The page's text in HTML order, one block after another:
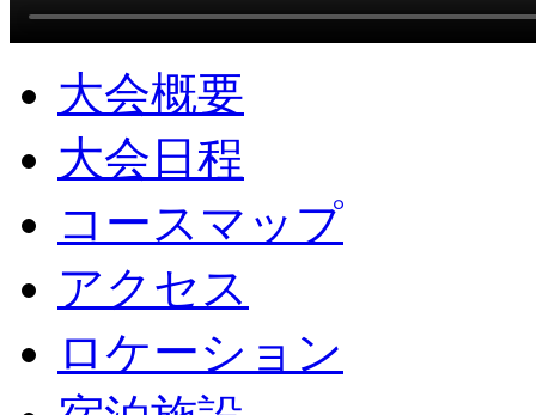
大会概要
大会日程
コースマップ
アクセス
ロケーション